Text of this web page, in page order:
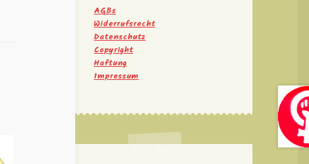
AGBs
Widerrufsrecht
Datenschutz
Copyright
Haftung
Impressum